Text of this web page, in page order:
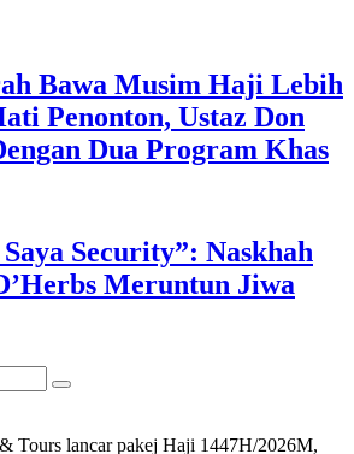
Bawa Musim Haji Lebih
Penonton, Ustaz Don
Dua Program Khas
Security”: Naskhah
Meruntun Jiwa
Tours lancar pakej Haji 1447H/2026M,